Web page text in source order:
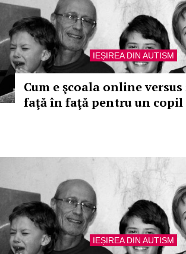
IEȘIREA DIN AUTISM
Cum e şcoala online versus
faţă în faţă pentru un copil
IEȘIREA DIN AUTISM